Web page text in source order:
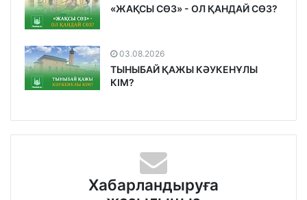
«ЖАҚСЫ СӨЗ» - ОЛ ҚАНДАЙ СӨЗ?
03.08.2026
ТЫНЫБАЙ ҚАЖЫ КӘУКЕНҰЛЫ
КІМ?
Хабарландыруға